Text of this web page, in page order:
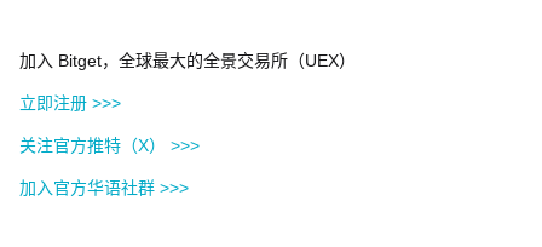
加入 Bitget，全球最大的全景交易所（UEX）
立即注册 >>>
关注官方推特（X） >>>
加入官方华语社群 >>>